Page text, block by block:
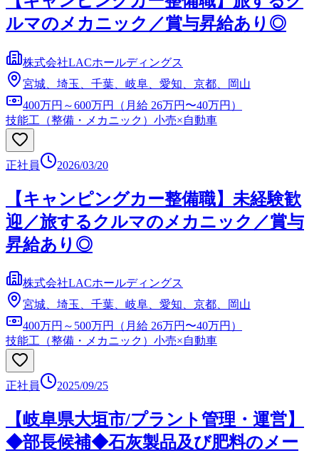
ルマのメカニック／賞与昇給あり◎
株式会社LACホールディングス
宮城、埼玉、千葉、岐阜、愛知、京都、岡山
400万円～600万円（月給 26万円〜40万円）
技能工（整備・メカニック） 小売×自動車
正社員 2026/03/20
【キャンピングカー整備職】未経験歓
迎／旅するクルマのメカニック／賞与
昇給あり◎
株式会社LACホールディングス
宮城、埼玉、千葉、岐阜、愛知、京都、岡山
400万円～500万円（月給 26万円〜40万円）
技能工（整備・メカニック） 小売×自動車
正社員 2025/09/25
【岐阜県大垣市/プラント管理・運営】
◆部長候補◆石灰製品及び肥料のメー